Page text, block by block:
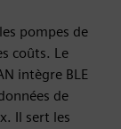
pompes de
coûts. Le
intègre BLE
de
Il sert les